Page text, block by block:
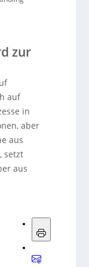
zur
auf
in
aber
aus
setzt
aus